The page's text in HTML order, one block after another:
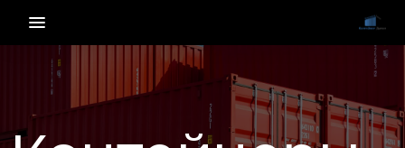
menu_vert